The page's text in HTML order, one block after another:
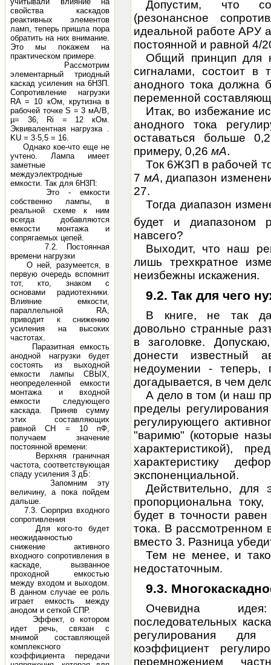
свойства каскадов
реактивных элементов
ламп, теперь пришла пора
обратить на них внимание.
Это мы покажем на
практическом примере.
Рассмотрим
элементарный триодный
каскад усиления на 6Н3П.
Сопротивление нагрузки
RA = 10 кОм, крутизна в
рабочей точке S = 3 мА/В,
µ= 36, Ri = 12 кОм.
Эквивалентная нагрузка .
KU = 3·5,5 = 16.
Однако кое-что еще не
учтено. Лампа имеет
заметные
междуэлектродные
емкости. Так для 6Н3П:
Это - емкости
собственно лампы, в
реальной схеме к ним
всегда добавляются
емкости монтажа и
сопрягаемых цепей.
7.2. Постоянная
времени нагрузки
О ней, разумеется, в
первую очередь вспомнит
тот, кто, знаком с
основами радиотехники.
Влияние емкости,
параллельной RA,
приводит к снижению
усиления на высоких
частотах.
Паразитная емкость
анодной нагрузки будет
состоять из выходной
емкости лампы СВЫХ,
неопределенной емкости
монтажа и входной
емкости следующего
каскада. Приняв сумму
этих составляющих
равной СН = 10 пФ,
получаем значение
постоянной времени:
Верхняя граничная
частота, соответствующая
спаду усиления 3 дБ:
Запомним эту
величину, а пока пойдем
дальше.
7.3. Сюрприз входного
сопротивления
Для кого-то будет
неожиданностью
снижение активного
входного сопротивления в
каскаде, вызванное
проходной емкостью
между входом и выходом.
В данном случае ее роль
играет емкость между
анодом и сеткой СПР.
Эффект, о котором
идет речь, связан с
мнимой составляющей
комплексного
коэффициента передачи
Допустим, что
(резонансное
идеальной работе АРУ
постоянной и равной 4/
Общий принцип для
сигналами, состоит в
анодного тока должна
переменной
Итак, во избежание
анодного тока
оставаться больше
примеру, 0,26 мА.
Ток 6Ж3П в рабочей
7 мА, диапазон
27.
Тогда диапазон
будет и диапазоном
навсего?
Выходит, что наш
лишь трехкратное
неизбежны искажения.
9.2. Так для чего
В книге, не так
довольно странные
в заголовке.
донести известный
недоумении - теперь,
догадывается, в чем
А дело в том (и наш
пределы
регулирующего
"варимю" (которые
характеристикой),
характеристику
экспоненциальной.
Действительно, для
пропорциональна
будет в точности
тока. В
вместо 3. Разница
Тем не менее, и
недостаточным.
9.3.
Очевидна
последовательных
регулирования
коэффициент
перемножением